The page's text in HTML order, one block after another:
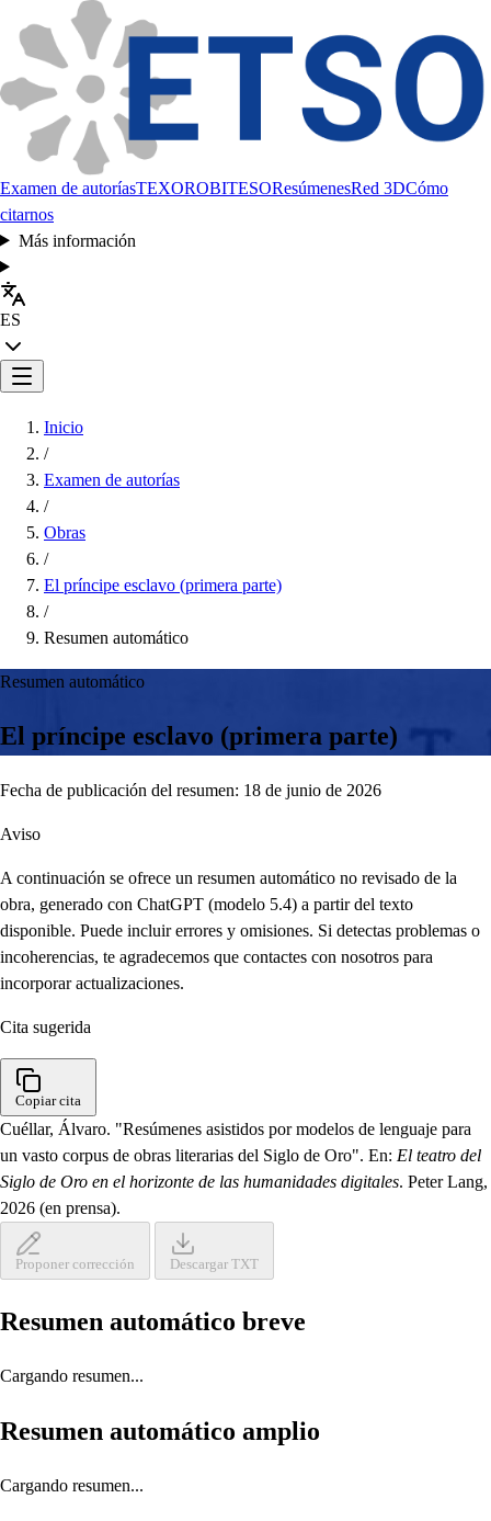
Examen de autoríasTEXOROBITESOResúmenesRed 3DCómo
citarnos
Más información
ES
Inicio
/
Examen de autorías
/
Obras
/
El príncipe esclavo (primera parte)
/
Resumen automático
Resumen automático
El príncipe esclavo (primera parte)
Fecha de publicación del resumen: 18 de junio de 2026
Aviso
A continuación se ofrece un resumen automático no revisado de la
obra, generado con ChatGPT (modelo 5.4) a partir del texto
disponible. Puede incluir errores y omisiones. Si detectas problemas o
incoherencias, te agradecemos que contactes con nosotros para
incorporar actualizaciones.
Cita sugerida
Copiar cita
Cuéllar, Álvaro. "Resúmenes asistidos por modelos de lenguaje para
un vasto corpus de obras literarias del Siglo de Oro". En: El teatro del
Siglo de Oro en el horizonte de las humanidades digitales. Peter Lang,
2026 (en prensa).
Proponer corrección Descargar TXT
Resumen automático breve
Cargando resumen...
Resumen automático amplio
Cargando resumen...